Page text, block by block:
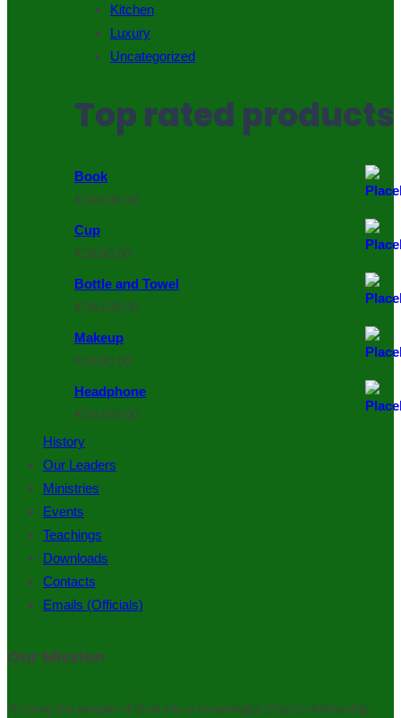
Kitchen
Luxury
Uncategorized
Top rated products
Book
KSh100.00
Cup
KSh50.00
Bottle and Towel
KSh139.00
Makeup
KSh50.00
Headphone
KSh150.00
History
Our Leaders
Ministries
Events
Teachings
Downloads
Contacts
Emails (Officials)
Our Mission
To bring the people of God into a meaningful Church fellowship,